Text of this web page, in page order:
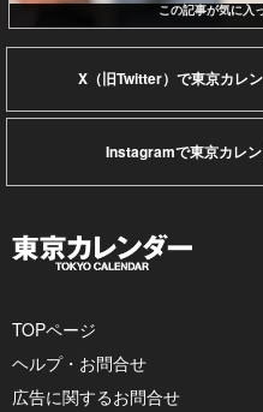
この記事が気に入
X（旧Twitter）で東京カレ
Instagramで東京カレ
TOPページ
ヘルプ・お問合せ
広告に関するお問合せ